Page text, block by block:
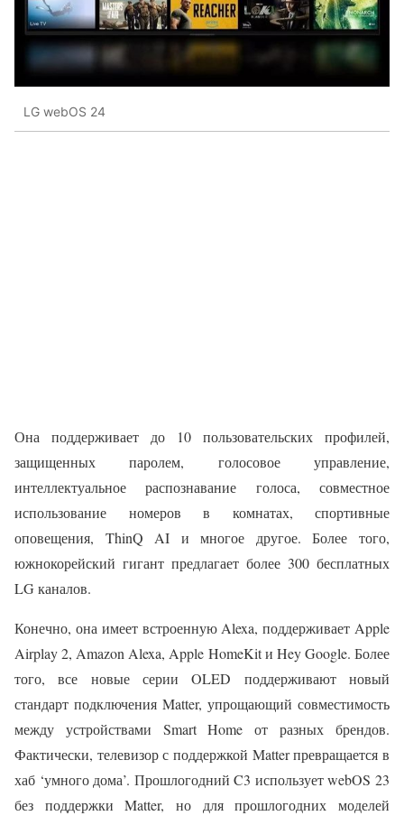
LG webOS 24
Она поддерживает до 10 пользовательских профилей,
защищенных паролем, голосовое управление,
интеллектуальное распознавание голоса, совместное
использование номеров в комнатах, спортивные
оповещения, ThinQ AI и многое другое. Более того,
южнокорейский гигант предлагает более 300 бесплатных
LG каналов.
Конечно, она имеет встроенную Alexa, поддерживает Apple
Airplay 2, Amazon Alexa, Apple HomeKit и Hey Google. Более
того, все новые серии OLED поддерживают новый
стандарт подключения Matter, упрощающий совместимость
между устройствами Smart Home от разных брендов.
Фактически, телевизор с поддержкой Matter превращается в
хаб ‘умного дома’. Прошлогодний C3 использует webOS 23
без поддержки Matter, но для прошлогодних моделей